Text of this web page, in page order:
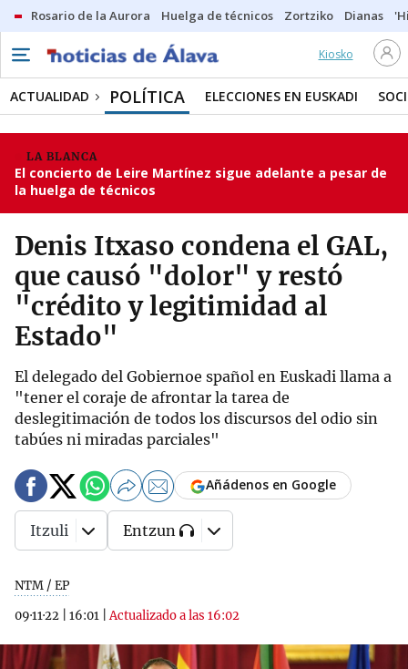
Rosario de la Aurora Huelga de técnicos Zortziko Dianas
Kiosko
ACTUALIDAD POLÍTICA ELECCIONES EN EUSKADI
LA BLANCA
El concierto de Leire Martínez sigue adelante a pesar de
la huelga de técnicos
Denis Itxaso condena el GAL,
que causó "dolor" y restó
"crédito y legitimidad al
Estado"
El delegado del Gobiernoe spañol en Euskadi llama a
"tener el coraje de afrontar la tarea de
deslegitimación de todos los discursos del odio sin
tabúes ni miradas parciales"
NTM / EP
09·11·22
16:01 |Actualizado a las 16:02
Añádenos en Google
Itzuli Entzun